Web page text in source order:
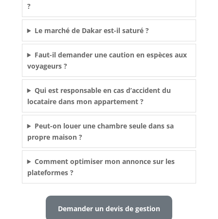
?
Le marché de Dakar est-il saturé ?
Faut-il demander une caution en espèces aux
voyageurs ?
Qui est responsable en cas d’accident du
locataire dans mon appartement ?
Peut-on louer une chambre seule dans sa
propre maison ?
Comment optimiser mon annonce sur les
plateformes ?
Demander un devis de gestion